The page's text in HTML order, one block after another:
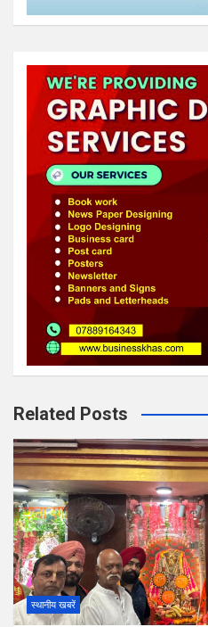
Related Posts
स्थानीय खबरें